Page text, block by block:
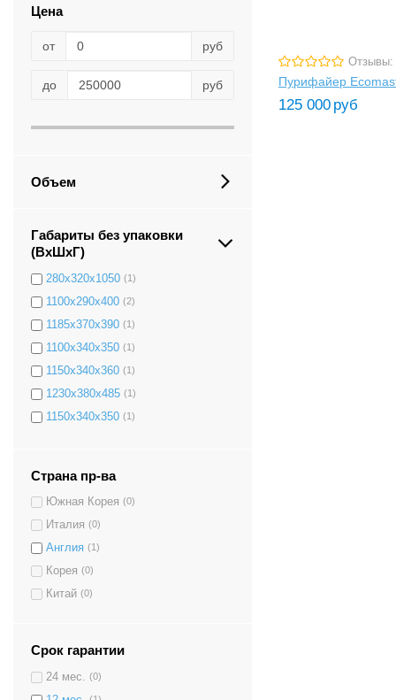
Цена
от руб
до руб
Объем
Габариты без упаковки
(ВxШxГ)
280х320х1050 (1)
1100x290x400 (2)
1185х370х390 (1)
1100х340х350 (1)
1150х340х360 (1)
1230х380х485 (1)
1150х340х350 (1)
1120х310х400
1210х340х420 (1)
1170х310х360
1100х260х410
1108х260х415
1070х340х345
540х320х340 (2)
1100х260х350
1300х370х440
Страна пр-ва
Южная Корея (0)
Италия (0)
Англия (1)
Корея (0)
Китай (0)
Срок гарантии
24 мес. (0)
Отзывы:
Пурифайер
125 000 руб